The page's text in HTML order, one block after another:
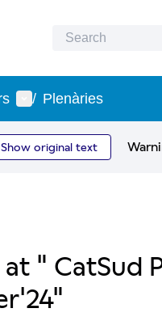
User menu
/ Plenàries
Show original text
" CatSud